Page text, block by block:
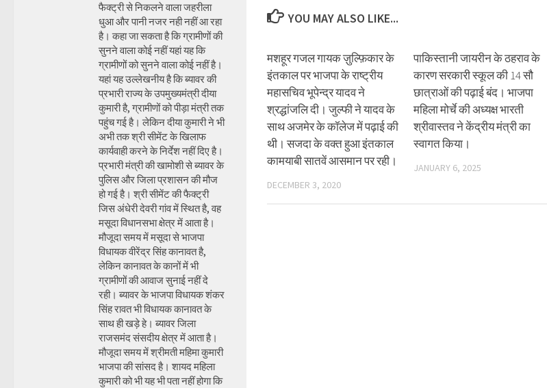
YOU MAY ALSO LIKE...
मशहूर गजल गायक ज़ुल्फ़िकार के
इंतकाल पर भाजपा के राष्ट्रीय
महासचिव भूपेन्द्र यादव ने
श्रद्धांजलि दी। जुल्फी ने यादव के
साथ अजमेर के कॉलेज में पढ़ाई की
थी। सजदा के वक्त हुआ इंतकाल
कामयाबी सातवें आसमान पर रही।
DECEMBER 3, 2020
पाकिस्तानी जायरीन के ठहराव के
कारण सरकारी स्कूल की 14 सौ
छात्राओं की पढ़ाई बंद। भाजपा
महिला मोर्चे की अध्यक्ष भारती
श्रीवास्तव ने केंद्रीय मंत्री का
स्वागत किया।
JANUARY 6, 2025
फैक्ट्री से निकलने वाला जहरीला
धुआ और पानी नजर नही नहीं आ रहा
है। कहा जा सकता है कि ग्रामीणों की
सुनने वाला कोई नहीं यहां यह कि
ग्रामीणों को सुनने वाला कोई नहीं है।
यहां यह उल्लेखनीय है कि ब्यावर की
प्रभारी राज्य के उपमुख्यमंत्री दीया
कुमारी है, ग्रामीणों को पीड़ा मंत्री तक
पहुंच गई है। लेकिन दीया कुमारी ने भी
अभी तक श्री सीमेंट के खिलाफ
कार्यवाही करने के निर्देश नहीं दिए है।
प्रभारी मंत्री की खामोशी से ब्यावर के
पुलिस और जिला प्रशासन की मौज
हो गई है। श्री सीमेंट की फैक्ट्री
जिस अंधेरी देवरी गांव में स्थित है, वह
मसूदा विधानसभा क्षेत्र में आता है।
मौजूदा समय में मसूदा से भाजपा
विधायक वीरेंद्र सिंह कानावत है,
लेकिन कानावत के कानों में भी
ग्रामीणों की आवाज सुनाई नहीं दे
रही। ब्यावर के भाजपा विधायक शंकर
सिंह रावत भी विधायक कानावत के
साथ ही खड़े हे। ब्यावर जिला
राजसमंद संसदीय क्षेत्र में आता है।
मौजूदा समय में श्रीमती महिमा कुमारी
भाजपा की सांसद है। शायद महिला
कुमारी को भी यह भी पता नहीं होगा कि